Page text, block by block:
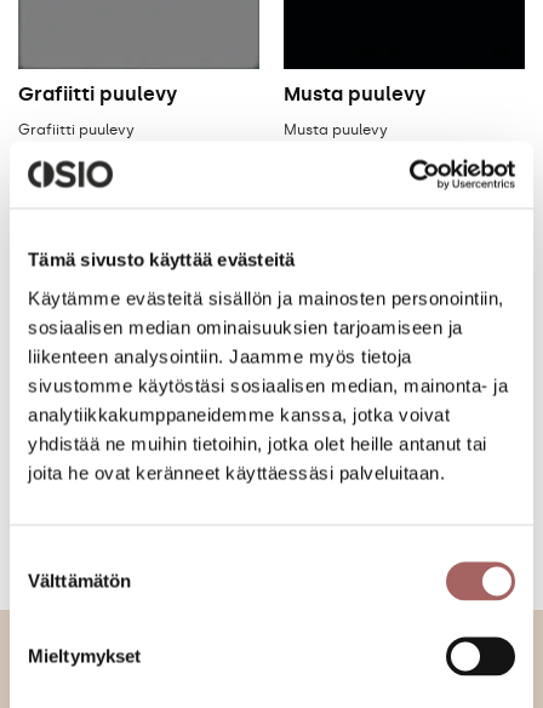
Tämä sivusto käyttää evästeitä
Käytämme evästeitä sisällön ja mainosten personointiin,
sosiaalisen median ominaisuuksien tarjoamiseen ja
liikenteen analysointiin. Jaamme myös tietoja
sivustomme käytöstäsi sosiaalisen median, mainonta- ja
analytiikkakumppaneidemme kanssa, jotka voivat
yhdistää ne muihin tietoihin, jotka olet heille antanut tai
joita he ovat keränneet käyttäessäsi palveluitaan.
valinta
Välttämätön
Mieltymykset
Grafiitti puulevy
Grafiitti puulevy
Musta puulevy
Musta puulevy
Sälekaihtimet
Puusälekaihtimet
Moottoroidut sälekaihtimet
Vekkikaihtimet
Parvekekaihtimet
Terassikaihtimet
Kattokaihtimet
Rullaverhot
Moottoroidut rullaverhot
Verhokiskot
Moottoroidut verhokiskot
Taulukiskot
Suihkuverhokiskot
Ikkunamarkiisit
Terassimarkiisit
Liiketilojen markiisit
Markiisikankaat